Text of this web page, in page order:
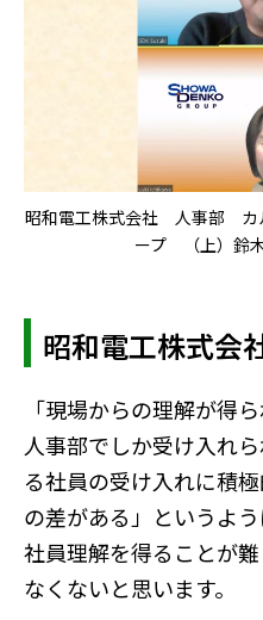
昭和電工株式会社 人事部 カ
ープ （上）鈴
昭和電工株式会
「現場からの理解が得
人事部でしか受け入れ
る社員の受け入れに積
の差がある」というよ
社員理解を得ることが
なくないと思います。